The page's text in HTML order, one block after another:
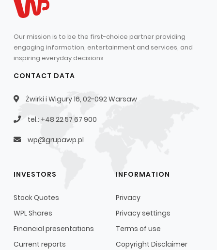
Our mission is to be the first-choice partner providing
engaging information, entertainment and services, and
inspiring everyday decisions
CONTACT DATA
Żwirki i Wigury 16, 02-092 Warsaw
tel.: +48 22 57 67 900
wp@grupawp.pl
INVESTORS
Stock Quotes
WPL Shares
Financial presentations
Current reports
INFORMATION
Privacy
Privacy settings
Terms of use
Copyright Disclaimer